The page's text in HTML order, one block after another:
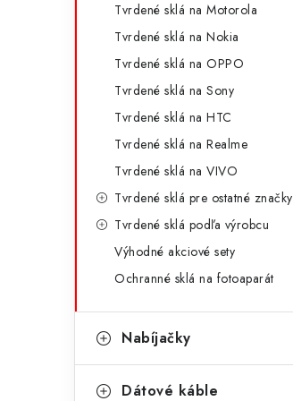
Tvrdené sklá na Motorola
Tvrdené sklá na Nokia
Tvrdené sklá na OPPO
Tvrdené sklá na Sony
Tvrdené sklá na HTC
Tvrdené sklá na Realme
Tvrdené sklá na VIVO
Tvrdené sklá pre ostatné značky
Tvrdené sklá podľa výrobcu
Výhodné akciové sety
Ochranné sklá na fotoaparát
Nabíjačky
Dátové káble